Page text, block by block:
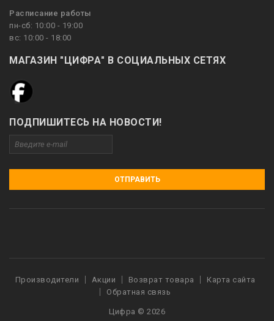
Расписание работы
пн-сб: 10:00 - 19:00
вс: 10:00 - 18:00
МАГАЗИН "ЦИФРА" В СОЦИАЛЬНЫХ СЕТЯХ
ПОДПИШИТЕСЬ НА НОВОСТИ!
ОТПРАВИТЬ
Производители Акции Возврат товара
Карта сайта
Обратная связь
Цифра © 2026